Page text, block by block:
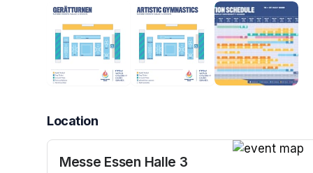
Location
Messe Essen Halle 3